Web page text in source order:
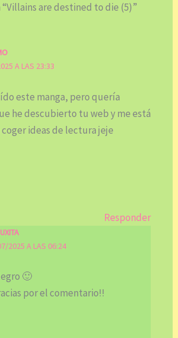
are destined to die (5)”
A LAS 23:33
este manga, pero quería
he descubierto tu web y me está
ideas de lectura jeje
Responder
2025 A LAS 06:24
🙂
por el comentario!!